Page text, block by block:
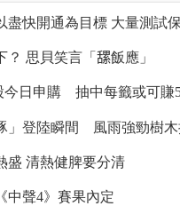
新皇崗口岸以盡快開通為
簽約星爺旗下？ 思貝笑言「𦧲飯應」
今日申購 抽中每籤或可賺
」登陸瞬間 風雨強勁樹木
夏季皮炎濕熱盛 清熱健脾要分清
中聲4》賽果內定